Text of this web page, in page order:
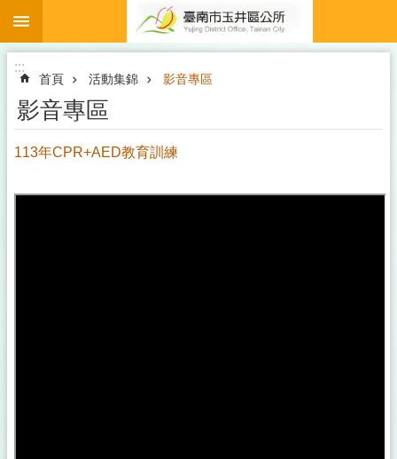
跳到主要內容區塊
:::
首頁 活動集錦 影音專區
影音專區
113年CPR+AED教育訓練